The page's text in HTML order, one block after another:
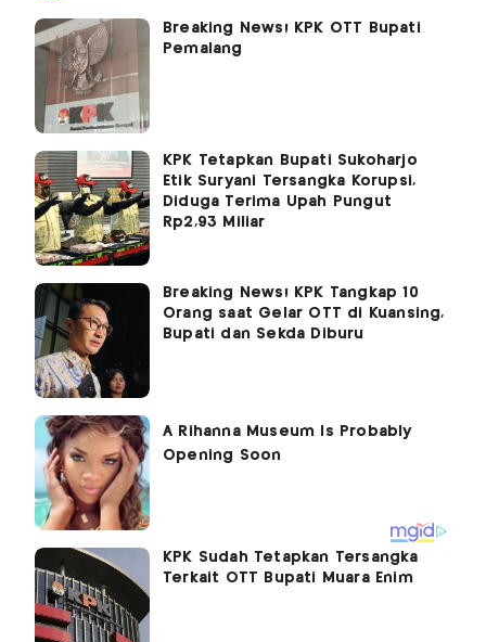
Breaking News! KPK OTT Bupati
Pemalang
KPK Tetapkan Bupati Sukoharjo
Etik Suryani Tersangka Korupsi,
Diduga Terima Upah Pungut
Rp2,93 Miliar
Breaking News! KPK Tangkap 10
Orang saat Gelar OTT di Kuansing,
Bupati dan Sekda Diburu
KPK Sudah Tetapkan Tersangka
Terkait OTT Bupati Muara Enim